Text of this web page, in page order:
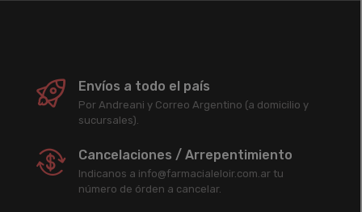
Envíos a todo el país
Por Andreani y Correo Argentino (a domicilio y
sucursales).
Cancelaciones / Arrepentimiento
Indicanos a info@farmacialeloir.com.ar tu
número de órden a cancelar.